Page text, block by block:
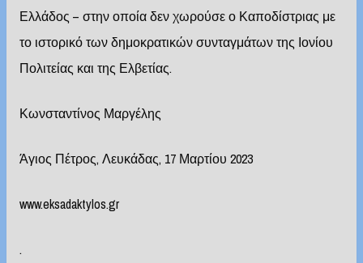
Ελλάδος – στην οποία δεν χωρούσε ο Καποδίστριας με
το ιστορικό των δημοκρατικών συνταγμάτων της Ιονίου
Πολιτείας και της Ελβετίας.
Κωνσταντίνος Μαργέλης
Άγιος Πέτρος, Λευκάδας, 17 Μαρτίου 2023
www.eksadaktylos.gr
.